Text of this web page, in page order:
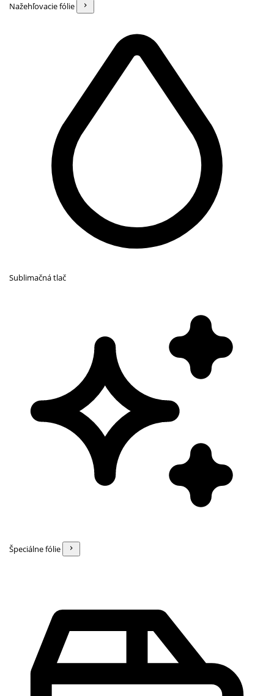
Nažehľovacie fólie
Sublimačná tlač
Špeciálne fólie